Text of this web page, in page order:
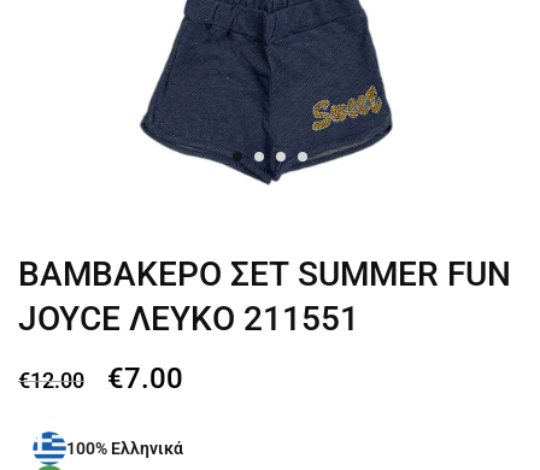
ΒΑΜΒΑΚΕΡΟ ΣΕΤ SUMMER FUN
JOYCE ΛΕΥΚΟ 211551
€12.00 €7.00
100% Ελληνικά